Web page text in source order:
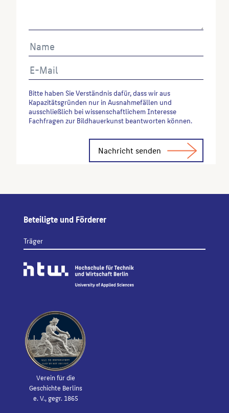
Bitte haben Sie Verständnis dafür, dass wir aus
Kapazitätsgründen nur in Ausnahmefällen und
ausschließlich bei wissenschaftlichem Interesse
Fachfragen zur Bildhauerkunst beantworten können.
Beteiligte und Förderer
Träger
Verein für die
Geschichte Berlins
e. V., gegr. 1865